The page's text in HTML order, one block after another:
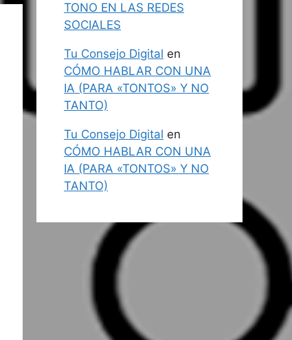
TONO EN LAS REDES
SOCIALES
Tu Consejo Digital en
CÓMO HABLAR CON UNA
IA (PARA «TONTOS» Y NO
TANTO)
Tu Consejo Digital en
CÓMO HABLAR CON UNA
IA (PARA «TONTOS» Y NO
TANTO)